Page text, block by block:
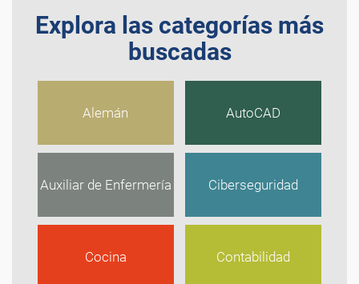
Explora las categorías más
buscadas
Alemán AutoCAD
Auxiliar de Enfermería Ciberseguridad
Cocina Contabilidad